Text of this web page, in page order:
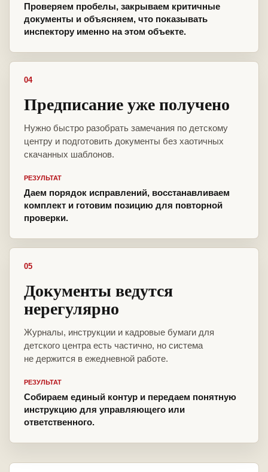
Проверяем пробелы, закрываем критичные
документы и объясняем, что показывать
инспектору именно на этом объекте.
04
Предписание уже получено
Нужно быстро разобрать замечания по детскому
центру и подготовить документы без хаотичных
скачанных шаблонов.
РЕЗУЛЬТАТ
Даем порядок исправлений, восстанавливаем
комплект и готовим позицию для повторной
проверки.
05
Документы ведутся
нерегулярно
Журналы, инструкции и кадровые бумаги для
детского центра есть частично, но система
не держится в ежедневной работе.
РЕЗУЛЬТАТ
Собираем единый контур и передаем понятную
инструкцию для управляющего или
ответственного.